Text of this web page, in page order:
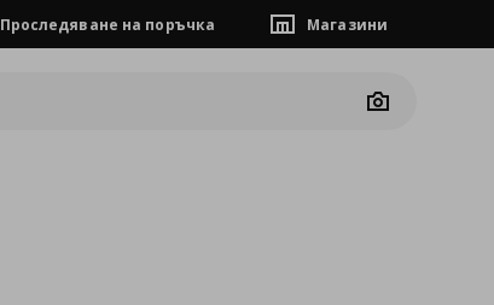
Проследяване на поръчка Магазини
Camera